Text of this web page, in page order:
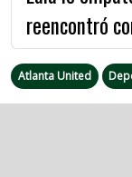
reencontró
Atlanta United